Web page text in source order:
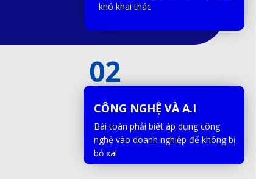
02
CÔNG NGHỆ VÀ A.I
Bài toán phải biết áp dụng công
nghệ vào doanh nghiệp để không bị
bỏ xa!
khó khai thác